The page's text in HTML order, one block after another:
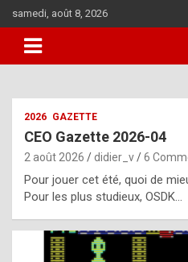
to
content
samedi, août 8, 2026
i
u
l
2026 GAZETTE
CEO Gazette 2026-04
2 août 2026 didier_v 6
Pour jouer cet été, quoi de
Pour les plus studieux, OSDK…